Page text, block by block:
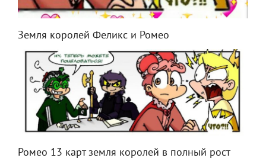
Земля королей Феликс и Ромео
Ромео 13 карт земля королей в полный рост